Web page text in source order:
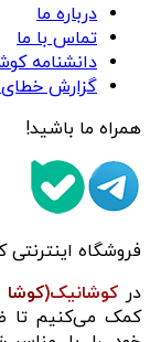
درباره ما
تماس با ما
دانشنامه
گزارش
همراه ما باشید!
فروشگاه
در کوشانیک(کوشا
کمک می‌کنیم تا